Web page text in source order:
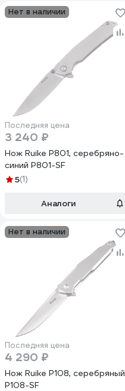
Нет в наличии
Последняя цена
3 240 ₽
Нож Ruike P801, серебряно-
синий P801-SF
5(1)
Аналоги
Нет в наличии
Последняя цена
4 290 ₽
Нож Ruike P108, серебряный
P108-SF